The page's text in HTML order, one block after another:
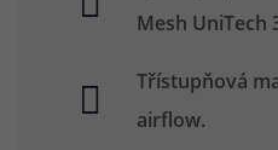
Mesh UniTech
Třístupňová
airflow.